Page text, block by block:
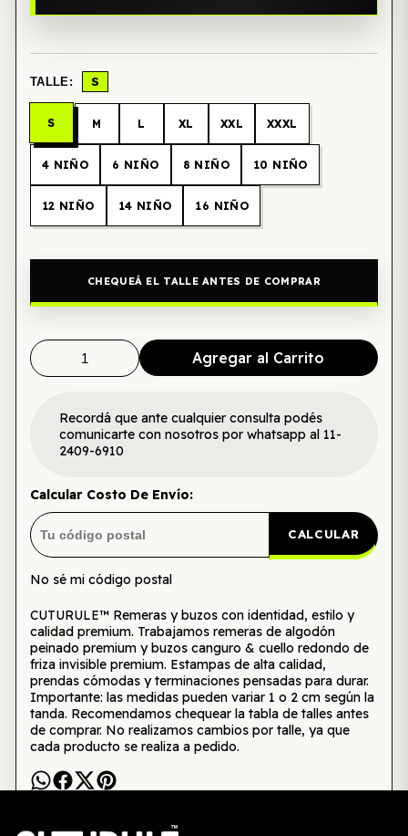
TALLE: S
S M L XL XXL XXXL
4 NIÑO 6 NIÑO 8 NIÑO 10 NIÑO
12 NIÑO 14 NIÑO 16 NIÑO
CHEQUEÁ EL TALLE ANTES DE COMPRAR
Agregar al Carrito
Recordá que ante cualquier consulta podés
comunicarte con nosotros por whatsapp al 11-
2409-6910
Calcular Costo De Envío:
CALCULAR
No sé mi código postal
CUTURULE™ Remeras y buzos con identidad, estilo y
calidad premium. Trabajamos remeras de algodón
peinado premium y buzos canguro & cuello redondo de
friza invisible premium. Estampas de alta calidad,
prendas cómodas y terminaciones pensadas para durar.
Importante: las medidas pueden variar 1 o 2 cm según la
tanda. Recomendamos chequear la tabla de talles antes
de comprar. No realizamos cambios por talle, ya que
cada producto se realiza a pedido.